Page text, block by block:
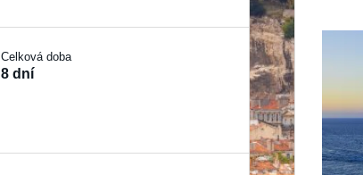
Celková doba
8 dní